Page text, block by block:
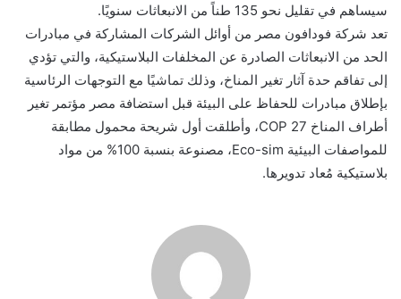
سيساهم في تقليل نحو 135 طناً من الانبعاثات سنويًا.
تعد شركة فودافون مصر من أوائل الشركات المشاركة في مبادرات
الحد من الانبعاثات الصادرة عن المخلفات البلاستيكية، والتي تؤدي
إلى تفاقم حدة آثار تغير المناخ، وذلك تماشيًا مع التوجهات الرئاسية
بإطلاق مبادرات للحفاظ على البيئة قبل استضافة مصر مؤتمر تغير
أطراف المناخ COP 27، وأطلقت أول شريحة محمول مطابقة
للمواصفات البيئية Eco-sim، مصنوعة بنسبة 100% من مواد
بلاستيكية مُعاد تدويرها.